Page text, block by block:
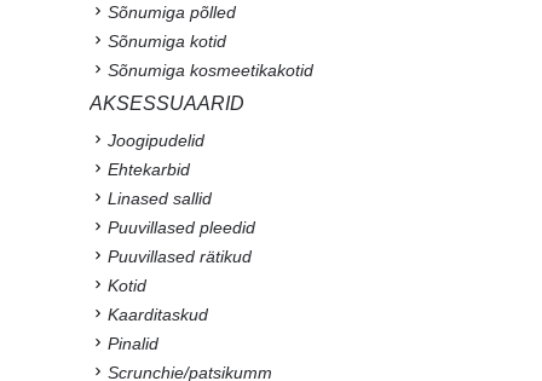
Sõnumiga põlled
Sõnumiga kotid
Sõnumiga kosmeetikakotid
AKSESSUAARID
Joogipudelid
Ehtekarbid
Linased sallid
Puuvillased pleedid
Puuvillased rätikud
Kotid
Kaarditaskud
Pinalid
Scrunchie/patsikumm